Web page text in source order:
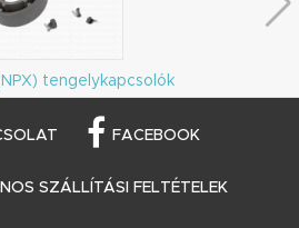
tengelykapcsolók
FACEBOOK
SZÁLLÍTÁSI FELTÉTELEK